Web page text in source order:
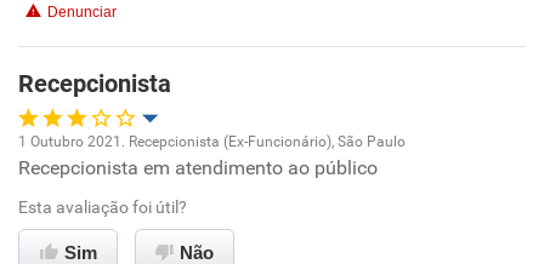
Benefícios
Recomenda esta empresa
Recomenda a diretoria
Denunciar
Recepcionista
Oportunidade de promoção
Ambiente de trabalho
1 Outubro 2021. Recepcionista (Ex-Funcionário), São Paulo
Recepcionista em atendimento ao público
Esta avaliação foi útil?
Sim Não